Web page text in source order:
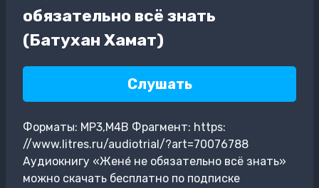
обязательно всё знать
(Батухан Хамат)
Слушать
Форматы: MP3,M4B Фрагмент: https:
//www.litres.ru/audiotrial/?art=70076788
Аудиокнигу «Жене́ не обязательно всё знать»
можно скачать бесплатно по подписке